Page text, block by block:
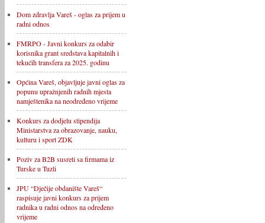
Dom zdravlja Vareš - oglas za prijem u
radni odnos
FMRPO - Javni konkurs za odabir
korisnika grant sredstava kapitalnih i
tekućih transfera za 2025. godinu
Općina Vareš, objavljuje javni oglas za
popunu upražnjenih radnih mjesta
namještenika na neodređeno vrijeme
Konkurs za dodjelu stipendija
Ministarstva za obrazovanje, nauku,
kulturu i sport ZDK
Poziv za B2B susreti sa firmama iz
Turske u Tuzli
JPU “Dječije obdanište Vareš“
raspisuje javni konkurs za prijem
radnika u radni odnos na određeno
vrijeme